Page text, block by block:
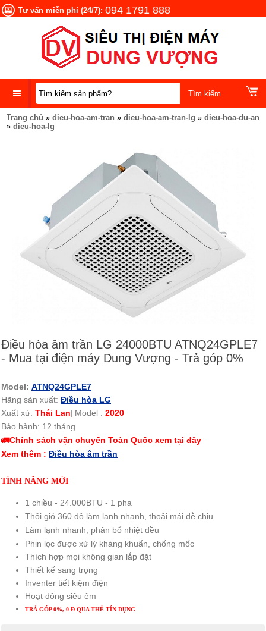
Tư vấn miễn phí (24/7): 094 1791 888
DANH
MỤC
Trang chủ » dieu-hoa-am-tran » dieu-hoa-am-tran-lg » dieu-hoa-du-an
» dieu-hoa-lg
Điều hòa âm trần LG 24000BTU ATNQ24GPLE7
- Mua tại điện máy Dung Vượng - Trả góp 0%
Model: ATNQ24GPLE7
Hãng sản xuất: Điều hòa LG
Xuất xứ: Thái Lan Model : 2020
Bảo hành: 12 tháng
🚛Chính sách vận chuyển Toàn Quốc xem tại đây
Xem thêm : Điều hòa âm trần
TÍNH NĂNG MỚI
1 chiều - 24.000BTU - 1 pha
Thổi gió 360 độ làm lạnh nhanh, thoải mái dễ chịu
Làm lạnh nhanh, phân bổ nhiệt đều
Phin lọc được xử lý kháng khuẩn, chống mốc
Thích hợp mọi không gian lắp đặt
Thiết kế sang trọng
Inventer tiết kiệm điện
Hoạt đông siêu êm
TRẢ GÓP 0%, 0 Đ QUA THẺ TÍN DỤNG